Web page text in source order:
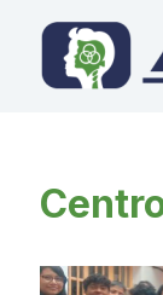
contenido